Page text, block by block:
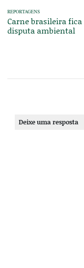
REPORTAGENS
Carne brasileira fica
disputa ambiental
Deixe uma resposta